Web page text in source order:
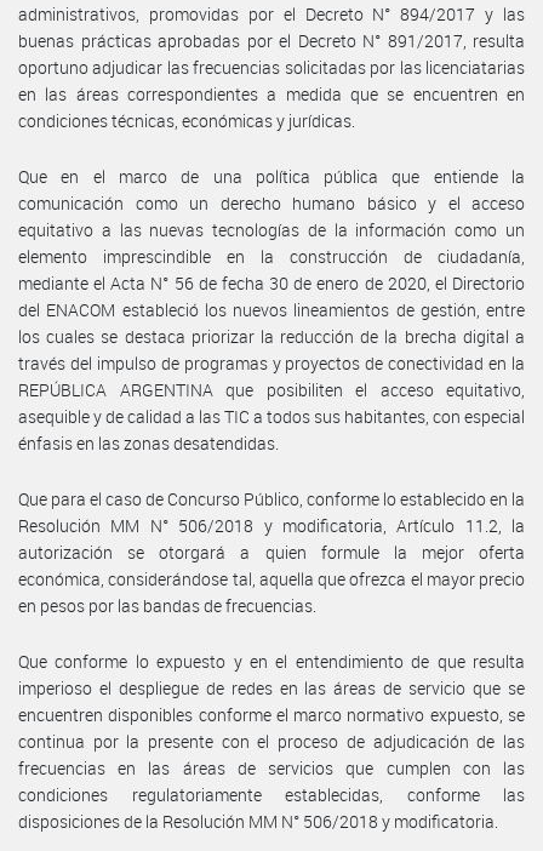
administrativos, promovidas por el Decreto N° 894/2017 y las
buenas prácticas aprobadas por el Decreto N° 891/2017, resulta
oportuno adjudicar las frecuencias solicitadas por las licenciatarias
en las áreas correspondientes a medida que se encuentren en
condiciones técnicas, económicas y jurídicas.
Que en el marco de una política pública que entiende la
comunicación como un derecho humano básico y el acceso
equitativo a las nuevas tecnologías de la información como un
elemento imprescindible en la construcción de ciudadanía,
mediante el Acta N° 56 de fecha 30 de enero de 2020, el Directorio
del ENACOM estableció los nuevos lineamientos de gestión, entre
los cuales se destaca priorizar la reducción de la brecha digital a
través del impulso de programas y proyectos de conectividad en la
REPÚBLICA ARGENTINA que posibiliten el acceso equitativo,
asequible y de calidad a las TIC a todos sus habitantes, con especial
énfasis en las zonas desatendidas.
Que para el caso de Concurso Público, conforme lo establecido en la
Resolución MM N° 506/2018 y modificatoria, Artículo 11.2, la
autorización se otorgará a quien formule la mejor oferta
económica, considerándose tal, aquella que ofrezca el mayor precio
en pesos por las bandas de frecuencias.
Que conforme lo expuesto y en el entendimiento de que resulta
imperioso el despliegue de redes en las áreas de servicio que se
encuentren disponibles conforme el marco normativo expuesto, se
continua por la presente con el proceso de adjudicación de las
frecuencias en las áreas de servicios que cumplen con las
condiciones regulatoriamente establecidas, conforme las
disposiciones de la Resolución MM N° 506/2018 y modificatoria.